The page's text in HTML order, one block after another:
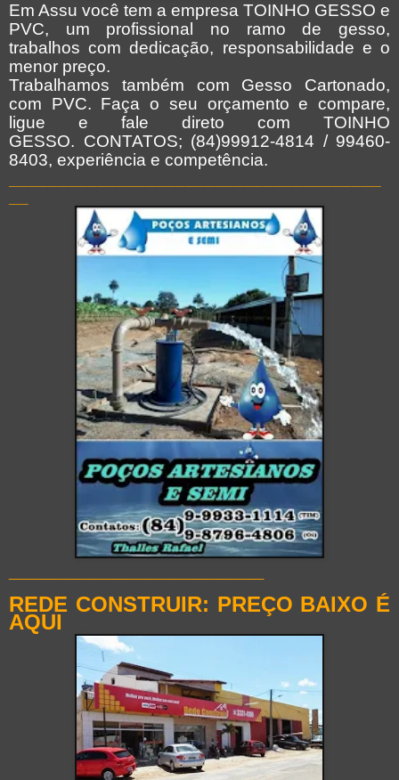
Em Assu você tem a empresa TOINHO GESSO e
PVC, um profissional no ramo de gesso,
trabalhos com dedicação, responsabilidade e o
menor preço.
Trabalhamos também com Gesso Cartonado,
com PVC. Faça o seu orçamento e compare,
ligue e fale direto com TOINHO
GESSO. CONTATOS; (84)99912-4814 / 99460-
8403, experiência e competência.
REDE CONSTRUIR: PREÇO BAIXO É
AQUI